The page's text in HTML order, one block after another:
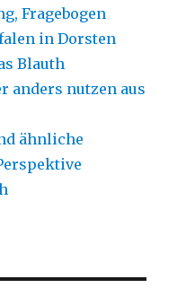
Fragebogen
in Dorsten
Blauth
anders nutzen aus
ähnliche